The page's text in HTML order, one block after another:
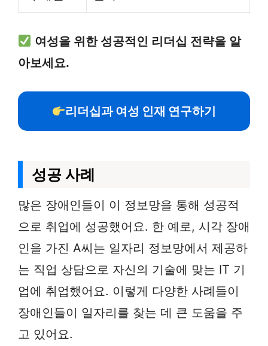
여성을 위한 성공적인 리더십 전략을 알
아보세요.
리더십과 여성 인재 연구하기
성공 사례
많은 장애인들이 이 정보망을 통해 성공적
으로 취업에 성공했어요. 한 예로, 시각 장애
인을 가진 A씨는 일자리 정보망에서 제공하
는 직업 상담으로 자신의 기술에 맞는 IT 기
업에 취업했어요. 이렇게 다양한 사례들이
장애인들이 일자리를 찾는 데 큰 도움을 주
고 있어요.